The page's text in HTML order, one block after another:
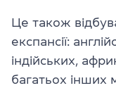
Це також
експансії:
індійських,
багатьох інших